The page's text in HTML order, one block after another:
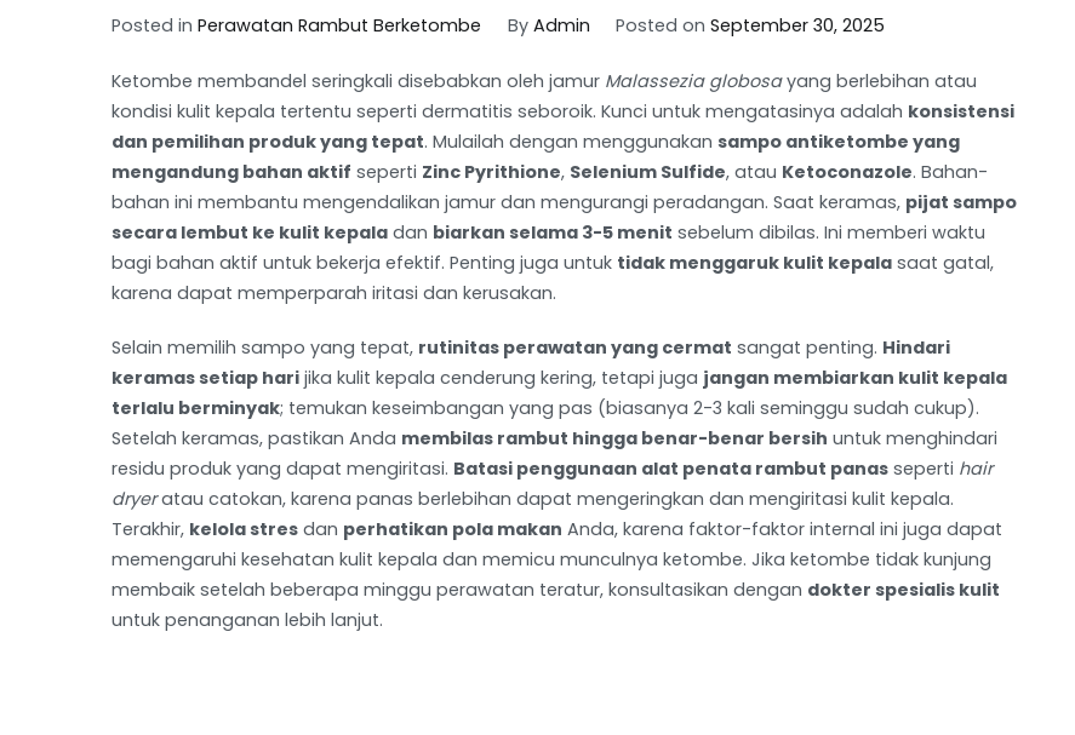
Posted in Perawatan Rambut Berketombe By Admin Posted onSeptember 30, 2025
Ketombe membandel seringkali disebabkan oleh jamur Malassezia globosayang berlebihan atau
kondisi kulit kepala tertentu seperti dermatitis seboroik. Kunci untuk mengatasinya adalah konsistensi
dan pemilihan produk yang tepat. Mulailah dengan menggunakan sampo antiketombe yang
mengandung bahan aktif seperti Zinc Pyrithione, Selenium Sulfide, atau Ketoconazole. Bahan-
bahan ini membantu mengendalikan jamur dan mengurangi peradangan. Saat keramas, pijat sampo
secara lembut ke kulit kepala dan biarkan selama 3-5 menit sebelum dibilas. Ini memberi waktu
bagi bahan aktif untuk bekerja efektif. Penting juga untuk tidak menggaruk kulit kepala saat gatal,
karena dapat memperparah iritasi dan kerusakan.
Selain memilih sampo yang tepat, rutinitas perawatan yang cermat sangat penting. Hindari
keramas setiap hari jika kulit kepala cenderung kering, tetapi juga jangan membiarkan kulit kepala
terlalu berminyak; temukan keseimbangan yang pas (biasanya 2-3 kali seminggu sudah cukup).
Setelah keramas, pastikan Anda membilas rambut hingga benar-benar bersih untuk menghindari
residu produk yang dapat mengiritasi. Batasi penggunaan alat penata rambut panas seperti hair
dryeratau catokan, karena panas berlebihan dapat mengeringkan dan mengiritasi kulit kepala.
Terakhir, kelola stres dan perhatikan pola makan Anda, karena faktor-faktor internal ini juga dapat
memengaruhi kesehatan kulit kepala dan memicu munculnya ketombe. Jika ketombe tidak kunjung
membaik setelah beberapa minggu perawatan teratur, konsultasikan dengan dokter spesialis kulit
untuk penanganan lebih lanjut.